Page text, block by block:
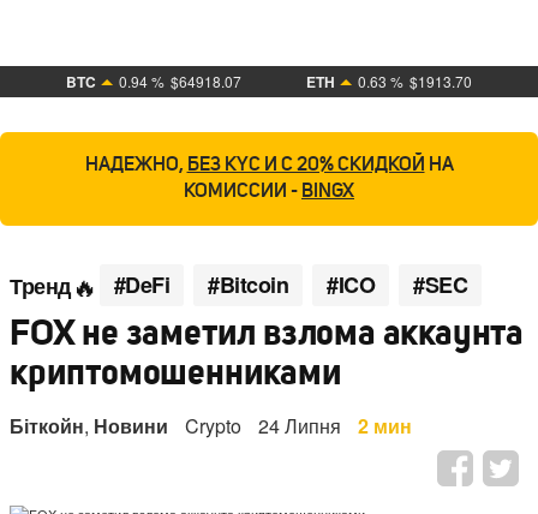
BTC 0.94 % $64918.07 ETH 0.63 % $1913.70
НАДЕЖНО, БЕЗ KYC И С 20% СКИДКОЙ НА
КОМИССИИ - BINGX
Тренд #DeFi #Bitcoin #ICO #SEC
FOX не заметил взлома аккаунта
криптомошенниками
Біткойн, Новини Crypto 24 Липня 2 мин